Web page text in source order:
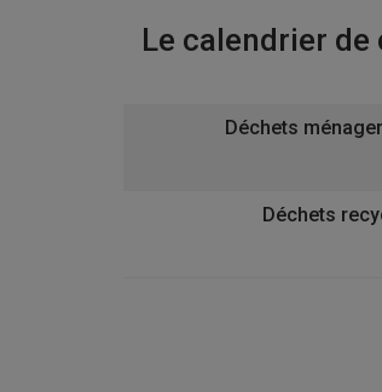
Le calendrier de
Déchets
Déchets